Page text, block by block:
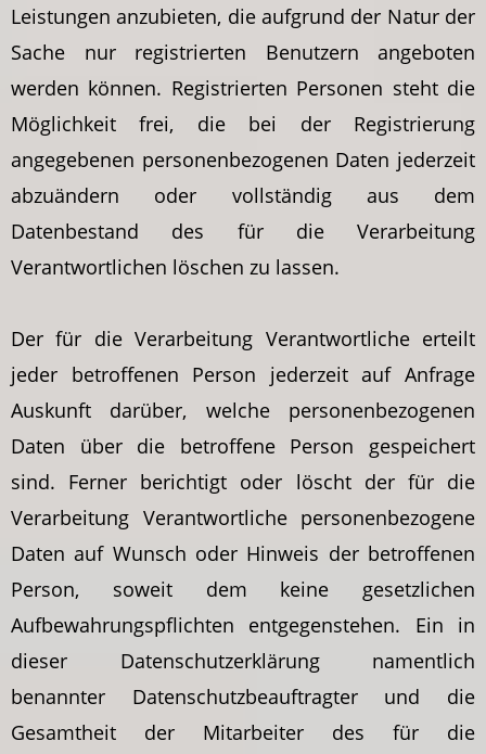
Leistungen anzubieten, die aufgrund der Natur der
Sache nur registrierten Benutzern angeboten
werden können. Registrierten Personen steht die
Möglichkeit frei, die bei der Registrierung
angegebenen personenbezogenen Daten jederzeit
abzuändern oder vollständig aus dem
Datenbestand des für die Verarbeitung
Verantwortlichen löschen zu lassen.
Der für die Verarbeitung Verantwortliche erteilt
jeder betroffenen Person jederzeit auf Anfrage
Auskunft darüber, welche personenbezogenen
Daten über die betroffene Person gespeichert
sind. Ferner berichtigt oder löscht der für die
Verarbeitung Verantwortliche personenbezogene
Daten auf Wunsch oder Hinweis der betroffenen
Person, soweit dem keine gesetzlichen
Aufbewahrungspflichten entgegenstehen. Ein in
dieser Datenschutzerklärung namentlich
benannter Datenschutzbeauftragter und die
Gesamtheit der Mitarbeiter des für die